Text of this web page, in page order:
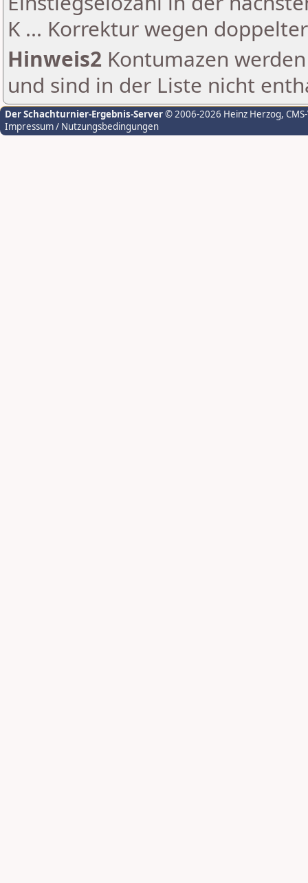
K ... Korrektur wegen
Hinweis2 Kontumazen
und sind in der Liste nicht
Der Schachturnier-Ergebnis-Server© 2006-2026 Heinz Herzog,
Impressum / Nutzungsbedingungen